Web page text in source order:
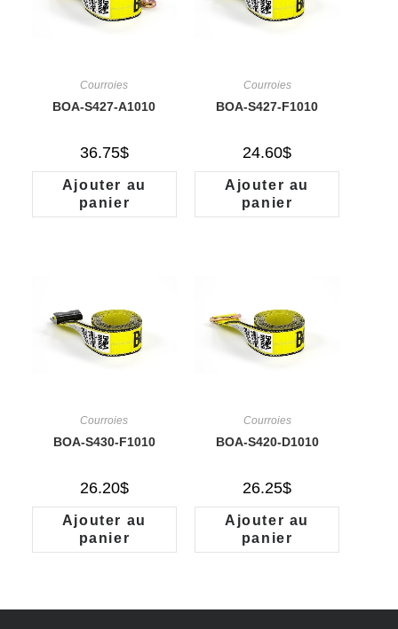
Courroies
BOA-S427-A1010
36.75$
Ajouter au
panier
Courroies
BOA-S427-F1010
24.60$
Ajouter au
panier
Courroies
BOA-S430-F1010
26.20$
Ajouter au
panier
Courroies
BOA-S420-D1010
26.25$
Ajouter au
panier